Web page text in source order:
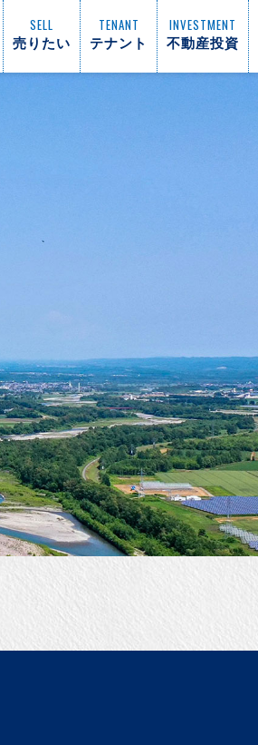
SELL
売りたい
TENANT
テナント
INVESTMENT
不動産投資